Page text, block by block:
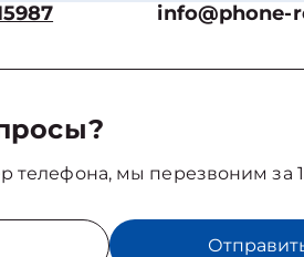
info@phone-
телефона, мы перезвоним за